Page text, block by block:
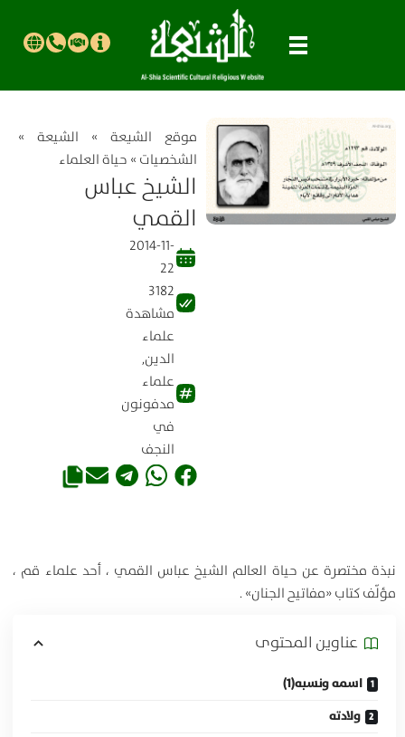
موقع الشیعة» الشيعة»
الشخصيات » حياة العلماء
الشيخ عباس
القمي
2014-11-
22
3182
مشاهدة
علماء
الدين,
علماء
مدفونون
في
النجف
نبذة مختصرة عن حياة العالم الشيخ عباس القمي ، أحد علماء قم ،
مؤلّف كتاب «مفاتيح الجنان» .
عناوين المحتوی
اسمه ونسبه(1)
ولادته